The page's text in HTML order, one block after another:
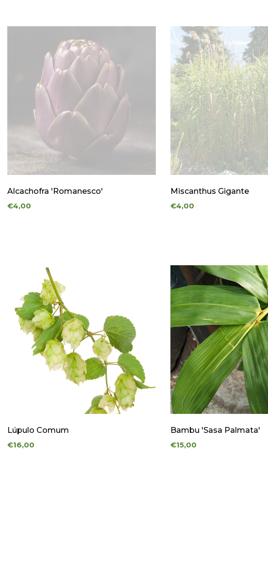
€50
Etiquetas
Alcachofra 'Romanesco'
€4,00
Miscanthus Gigante
€4,00
Lúpulo Comum
€16,00
Bambu 'Sasa Palmata'
€15,00